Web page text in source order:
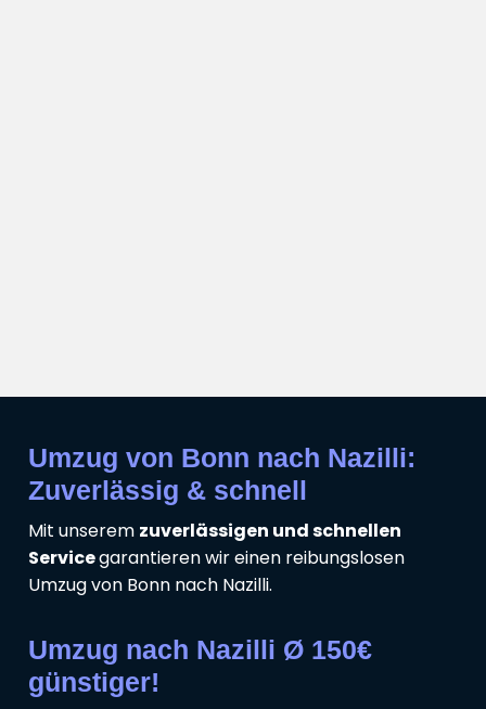
Umzug von Bonn nach Nazilli:
Zuverlässig & schnell
Mit unserem zuverlässigen und schnellen
Servicegarantieren wir einen reibungslosen
Umzug von Bonn nach Nazilli.
Umzug nach Nazilli Ø 150€
günstiger!